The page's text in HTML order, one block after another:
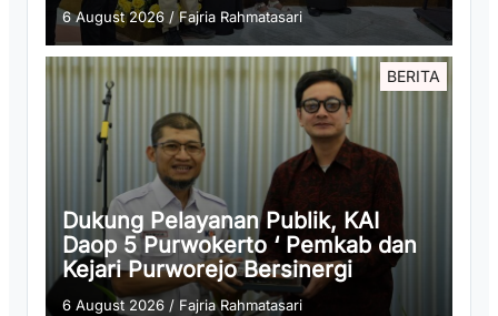
6 August 2026 /Fajria Rahmatasari
BERITA
Dukung Pelayanan Publik, KAI
Daop 5 Purwokerto ‘ Pemkab dan
Kejari Purworejo Bersinergi
6 August 2026 / Fajria Rahmatasari